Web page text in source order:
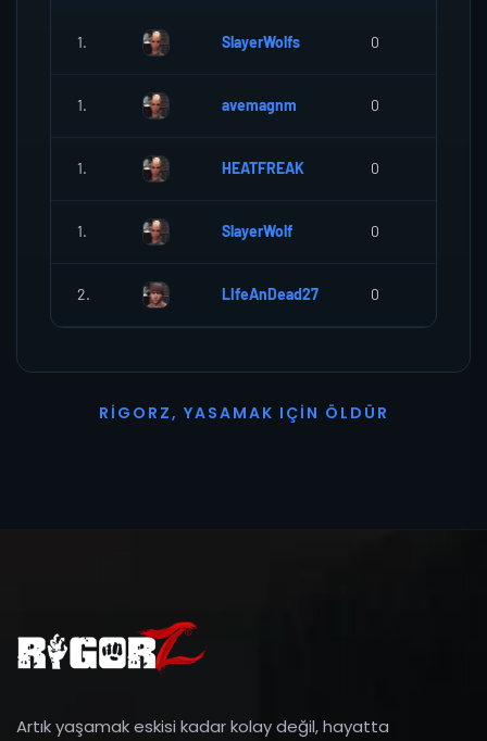
1. SlayerWolfs 0
1. avemagnm 0
1. HEATFREAK 0
1. SlayerWolf 0
2. LIfeAnDead27 0
R I G O R Z, YASAMAK I ÇI N Ö L D Ü R
Artık yaşamak eskisi kadar kolay değil, hayatta